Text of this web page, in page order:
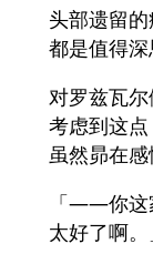
头部遗留
都是值得深
对罗兹瓦
考虑到这
虽然昴在感
「——你这
太好了啊。